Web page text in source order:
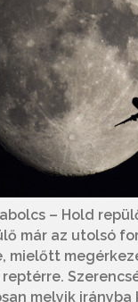
– Hold
már az utolsó
mielőtt
melyik irányba